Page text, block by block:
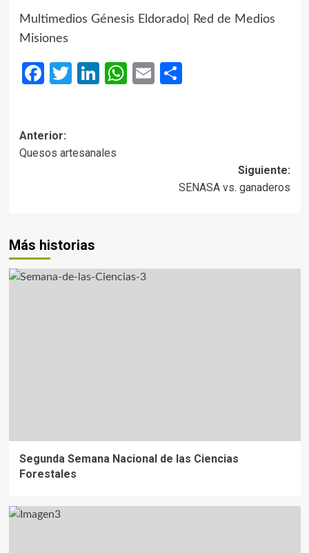
Multimedios Génesis Eldorado| Red de Medios
Misiones
Facebook
Twitter
LinkedIn
WhatsApp
Email
Anterior:
Quesos artesanales
Siguiente:
SENASA vs. ganaderos
Más historias
Segunda Semana Nacional de las Ciencias
Forestales